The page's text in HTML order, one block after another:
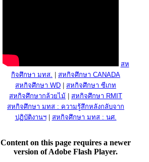
สห
กิจศึกษา มทส.
สหกิจศึกษา CANADA
สหกิจศึกษา WD
สหกิจศึกษา ซีเกท
สหกิจศึกษากล้วยไม้
สหกิจศึกษา RMIT
สหกิจศึกษา มทส : ความรู้สึกหลังกลับจาก
ปฏิบัติงานฯ| สหกิจศึกษา มทส : นศ.
Content on this page requires a newer
version of Adobe Flash Player.